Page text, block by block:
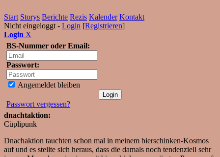
Start Storys Berichte Rezis Kalender Kontakt
Nicht eingeloggt - Login [Registrieren]
Login X
BS-Nummer oder Email:
Passwort:
Angemeldet bleiben
Passwort vergessen?
dnachtaktion:
Cüplipunk
Dnachaktion tauchten schon mal in meinem bierschinken-Kosmos
auf und es stellte sich heraus, dass die damals noch tendenziell sehr